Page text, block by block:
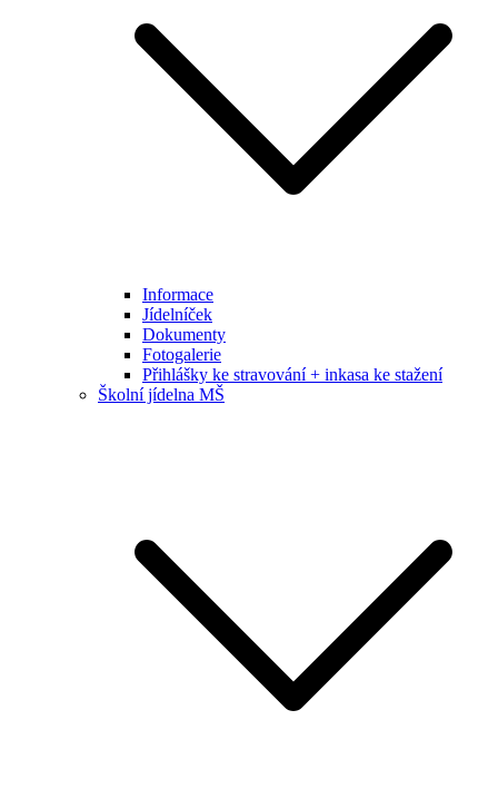
Informace
Jídelníček
Dokumenty
Fotogalerie
Přihlášky ke stravování + inkasa ke stažení
Školní jídelna MŠ